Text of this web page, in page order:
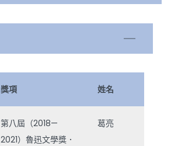
獎項 姓名
第八屆（2018—
2021）魯迅文學獎．
葛亮